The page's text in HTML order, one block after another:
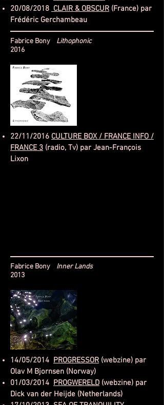
20/08/2018 CLAIR & OBSCUR (France) par
Frédéric Gerchambeau
Fabrice Bony Lithophonic
2016
22/11/2016 CULTURE BOX / FRANCE INFO /
FRANCE 3 (radio, Tv) par Jean-François
Lixon
Fabrice Bony Inner Lands
2013
14/05/2014 PROGRESSOR (webzine) par
Olav M Bjornsen (Norway)
01/03/2014 PROGWERELD (webzine) par
Dick van der Heijde (Netherlands)